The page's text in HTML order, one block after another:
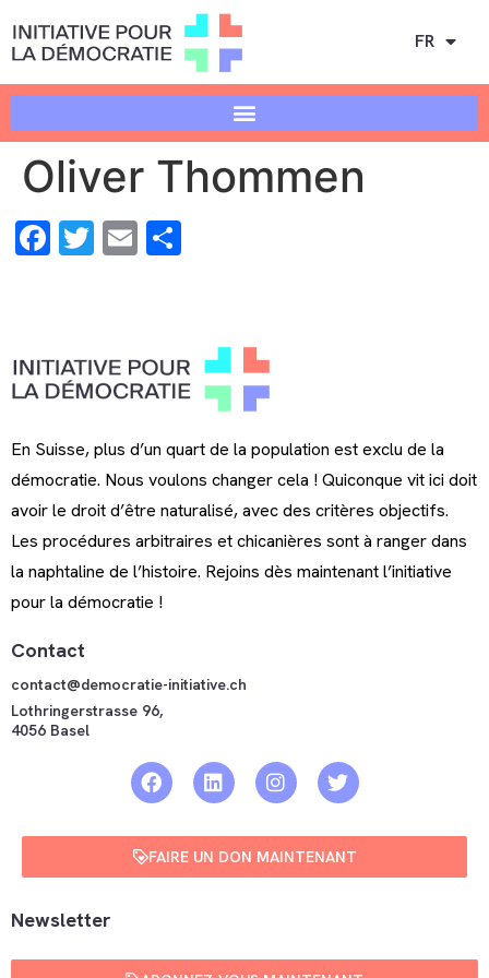
FR
Oliver Thommen
Facebook
Twitter
Email
En Suisse, plus d’un quart de la population est exclu de la
démocratie. Nous voulons changer cela ! Quiconque vit ici doit
avoir le droit d’être naturalisé, avec des critères objectifs.
Les procédures arbitraires et chicanières sont à ranger dans
la naphtaline de l’histoire. Rejoins dès maintenant l’initiative
pour la démocratie !
Contact
contact@democratie-initiative.ch
Lothringerstrasse 96,
4056 Basel
FAIRE UN DON MAINTENANT
Newsletter